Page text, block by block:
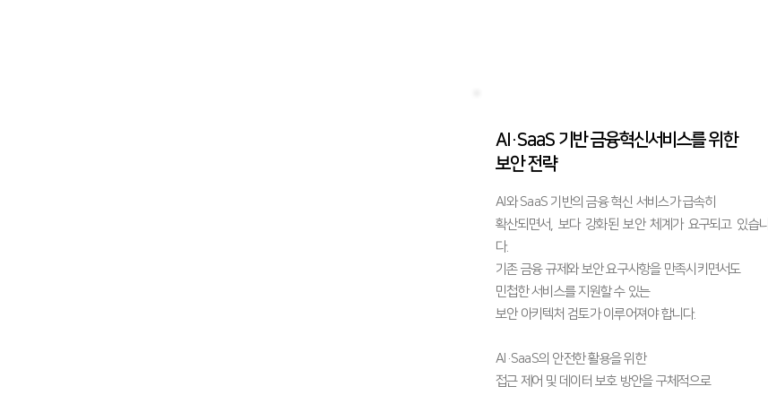
AI·SaaS 기반 금융혁신서비스를 위한
보안 전략
AI와 SaaS 기반의 금융 혁신 서비스가 급속히
확산되면서, 보다 강화된 보안 체계가 요구되고 있습니
다.
기존 금융 규제와 보안 요구사항을 만족시키면서도
민첩한 서비스를 지원할 수 있는
보안 아키텍처 검토가 이루어져야 합니다.
AI·SaaS의 안전한 활용을 위한
접근 제어 및 데이터 보호 방안을 구체적으로